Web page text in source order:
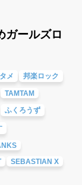
ガールズロ
メ 邦楽ロック
TAMTAM
ふくろうず
SEBASTIAN X